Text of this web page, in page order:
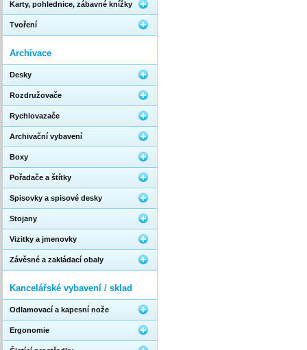
Karty, pohlednice, zábavné knížky
Tvoření
Archivace
Desky
Rozdružovače
Rychlovazače
Archivační vybavení
Boxy
Pořadače a štítky
Spisovky a spisové desky
Stojany
Vizitky a jmenovky
Závěsné a zakládací obaly
Kancelářské vybavení / sklad
Odlamovací a kapesní nože
Ergonomie